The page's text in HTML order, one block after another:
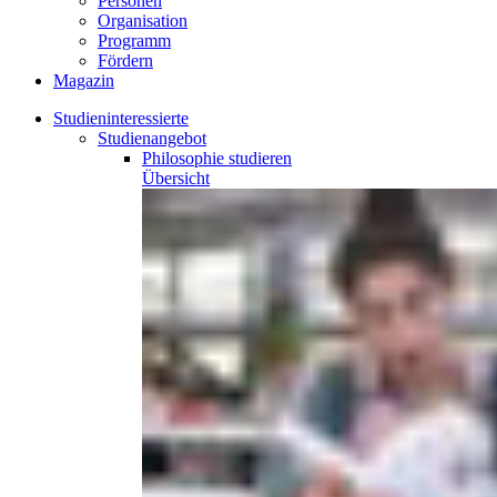
Organisation
Programm
Fördern
Magazin
Studieninteressierte
Studienangebot
Philosophie studieren
Übersicht